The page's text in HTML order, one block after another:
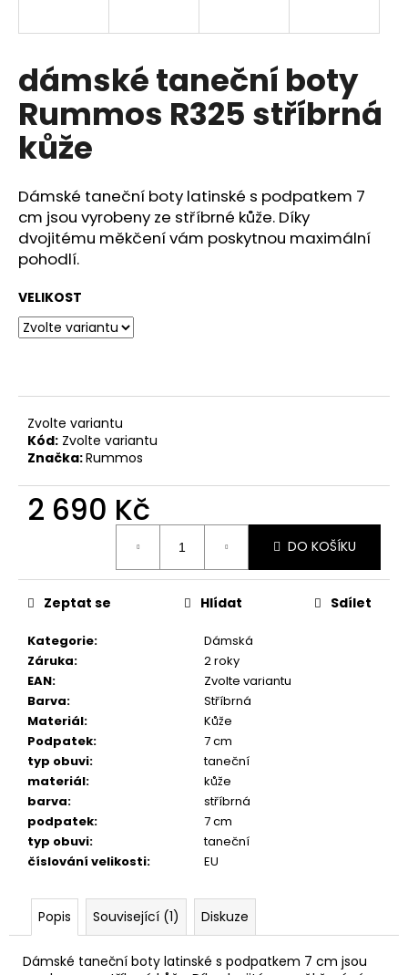
dámské taneční boty
Rummos R325 stříbrná
kůže
Dámské taneční boty latinské s podpatkem 7
cm jsou vyrobeny ze stříbrné kůže. Díky
dvojitému měkčení vám poskytnou maximální
pohodlí.
VELIKOST
Zvolte variantu
Kód: Zvolte variantu
Značka:Rummos
2 690 Kč
DO KOŠÍKU
Kategorie:
Dámská
Záruka:
2 roky
EAN:
Zvolte variantu
Barva:
Stříbrná
Materiál:
Kůže
Podpatek:
7 cm
typ obuvi:
taneční
materiál:
kůže
barva:
stříbrná
podpatek:
7 cm
typ obuvi:
taneční
číslování velikosti: EU
Zeptat se Hlídat Sdílet
Popis Související (1) Diskuze
Dámské taneční boty latinské s podpatkem 7 cm jsou
í
t
?
HLEDAT
D
o
p
u
u
m
BOTY
PLNOU
RUMMOS
RKAR
ČERNÝ
SATÉN
890
Kč